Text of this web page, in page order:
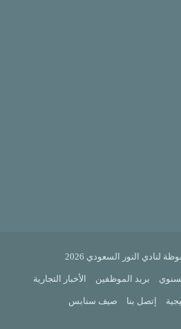
لنادي النور السعودي 2026
بريد الموظفين الأخبار التجارية
إتصل بنا صيف سنابس